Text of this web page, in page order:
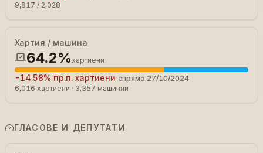
9,817 / 2,028
Хартия / машина
64.2%хартиени
-14.58% пр.п. хартиени спрямо 27/10/2024
6,016 хартиени · 3,357 машинни
ГЛАСОВЕ И ДЕПУТАТИ